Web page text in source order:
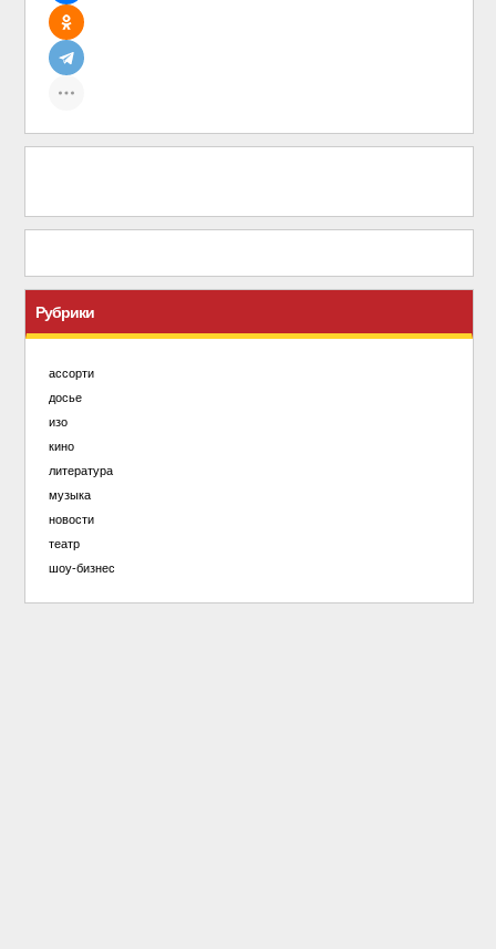
Рубрики
ассорти
досье
изо
кино
литература
музыка
новости
театр
шоу-бизнес